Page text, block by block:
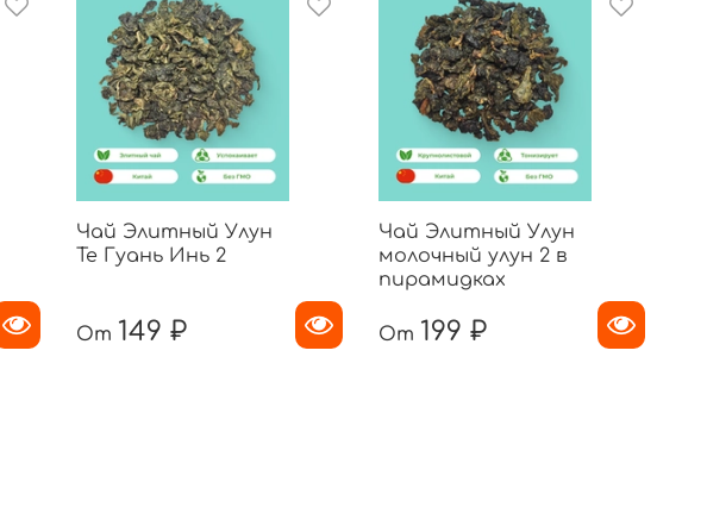
Чай Элитный Улун
Те Гуань Инь 2
От 149 ₽
Чай Элитный Улун
молочный улун 2 в
пирамидках
От 199 ₽